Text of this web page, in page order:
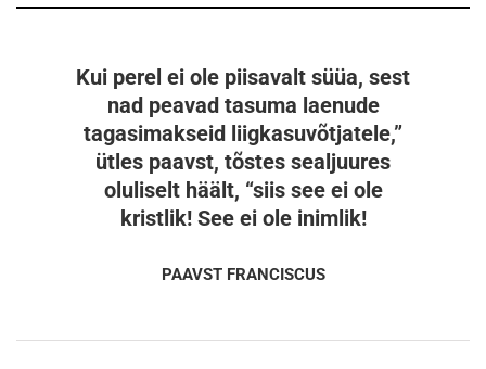
Kui perel ei ole piisavalt süüa, sest
nad peavad tasuma laenude
tagasimakseid liigkasuvõtjatele,”
ütles paavst, tõstes sealjuures
oluliselt häält, “siis see ei ole
kristlik! See ei ole inimlik!
PAAVST FRANCISCUS